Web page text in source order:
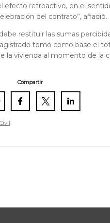
efecto retroactivo, en el
del contrato”, añadió.
restituir las sumas
tomó como base el
la vivienda al momento de la
Compartir